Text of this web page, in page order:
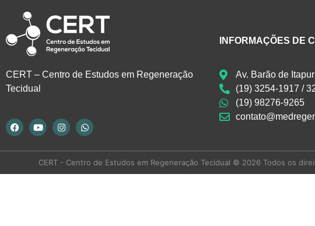
CERT – Centro de Estudos em Regeneração
Tecidual
INFORMAÇÕES DE
Av. Barão de
(19) 3254-1917 /
(19) 98276-9265
CERT - Centro de Estudos em Regeneração Tecidual © 2026 Todos os